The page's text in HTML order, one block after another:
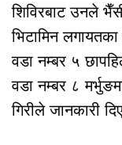
शिविरबाट उनले
भिटामिन
वडा नम्बर ५
वडा नम्बर ८
गिरीले जानकारी